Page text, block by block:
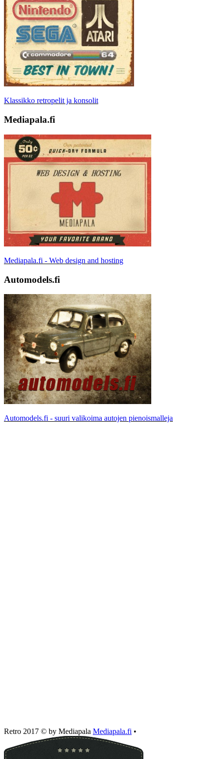
Klassikko retropelit ja konsolit
Mediapala.fi
Mediapala.fi - Web design and hosting
Automodels.fi
Automodels.fi - suuri valikoima autojen pienoismalleja
Retro 2017 © by Mediapala Mediapala.fi •